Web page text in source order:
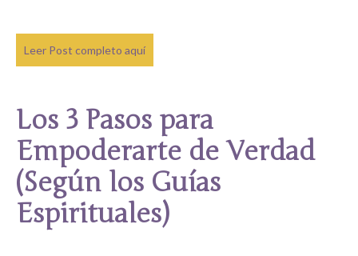
Leer Post completo aquí
Los 3 Pasos para
Empoderarte de Verdad
(Según los Guías
Espirituales)